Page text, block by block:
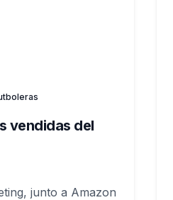
vendidas del
junto a Amazon